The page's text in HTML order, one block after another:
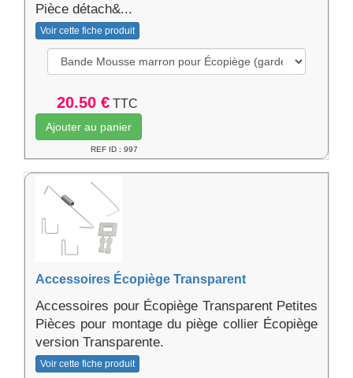
Pièce détach&...
Voir cette fiche produit
20.50 € TTC
Ajouter au panier
REF ID : 997
Accessoires Écopiège Transparent
Accessoires pour Écopiège Transparent Petites
Pièces pour montage du piège collier Écopiège
version Transparente.
Voir cette fiche produit